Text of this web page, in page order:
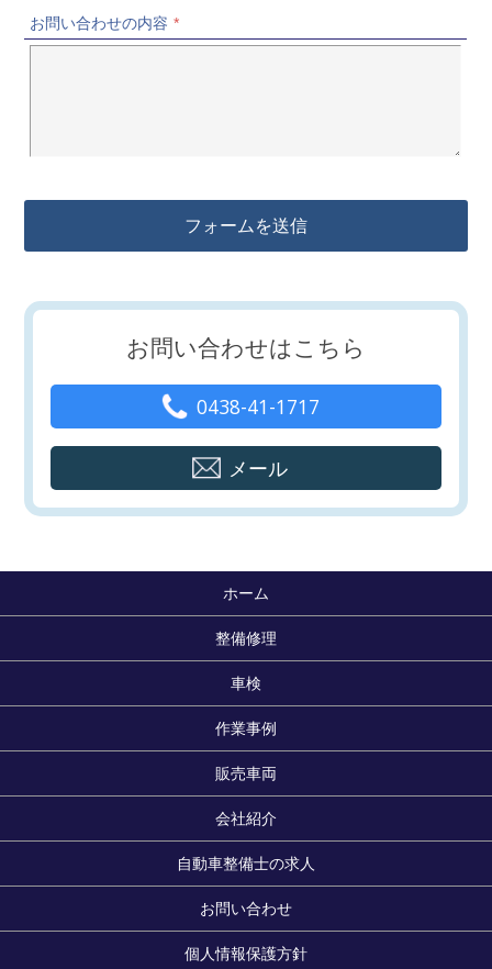
お問い合わせの内容 *
お問い合わせはこちら
0438-41-1717
メール
ホーム
整備修理
車検
作業事例
販売車両
会社紹介
自動車整備士の求人
お問い合わせ
個人情報保護方針